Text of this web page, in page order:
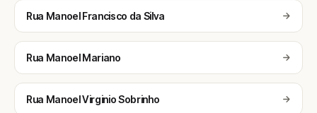
Rua Manoel Francisco da Silva
Rua Manoel Mariano
Rua Manoel Virginio Sobrinho